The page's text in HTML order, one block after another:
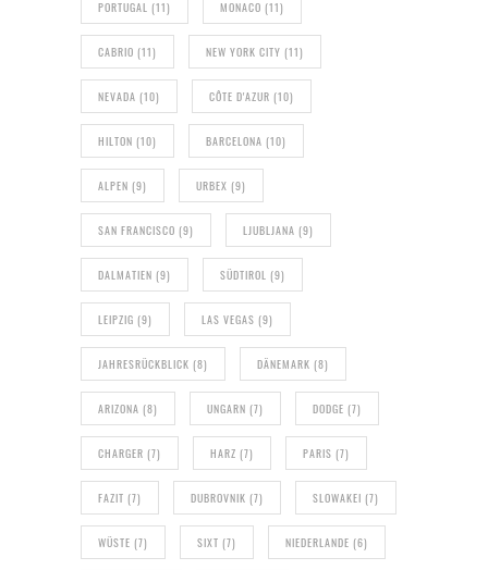
PORTUGAL (11) MONACO (11)
CABRIO (11) NEW YORK CITY (11)
NEVADA (10) CÔTE D'AZUR (10)
HILTON (10) BARCELONA (10)
ALPEN (9) URBEX (9)
SAN FRANCISCO (9) LJUBLJANA (9)
DALMATIEN (9) SÜDTIROL (9)
LEIPZIG (9) LAS VEGAS (9)
JAHRESRÜCKBLICK (8) DÄNEMARK (8)
ARIZONA (8) UNGARN (7) DODGE (7)
CHARGER (7) HARZ (7) PARIS (7)
FAZIT (7) DUBROVNIK (7) SLOWAKEI (7)
WÜSTE (7) SIXT (7) NIEDERLANDE (6)